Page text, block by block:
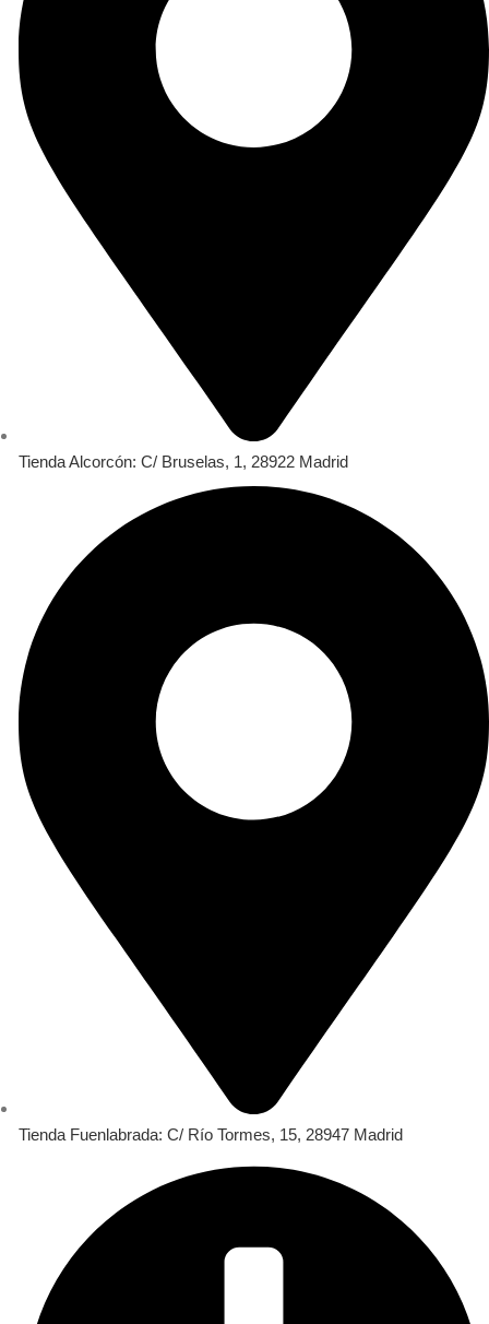
Tienda Alcorcón: C/ Bruselas, 1, 28922 Madrid
Tienda Fuenlabrada: C/ Río Tormes, 15, 28947 Madrid